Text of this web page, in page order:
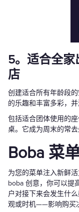
5。适合全家
店
创建适合所有年龄段
的乐趣和丰富多彩，
包括适合团体使用的
桌。它成为周末的常
Boba 菜
为您的菜单注入新鲜
boba 创意，你可以提
户对接下来会发生什
观或时机——影响购买